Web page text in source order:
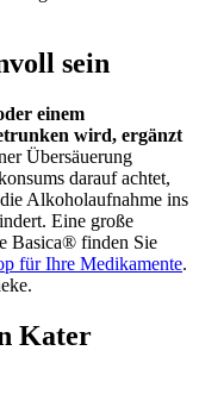
sein
einem
wird, ergänzt
Übersäuerung
darauf achtet,
Alkoholaufnahme ins
Eine große
Basica® finden Sie
für Ihre Medikamente.
Kater